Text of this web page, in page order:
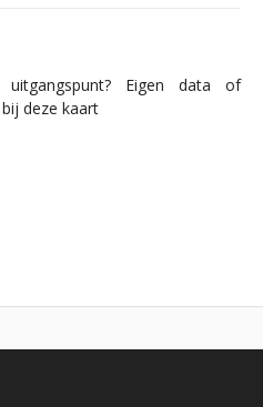
Eigen data of
deze kaart